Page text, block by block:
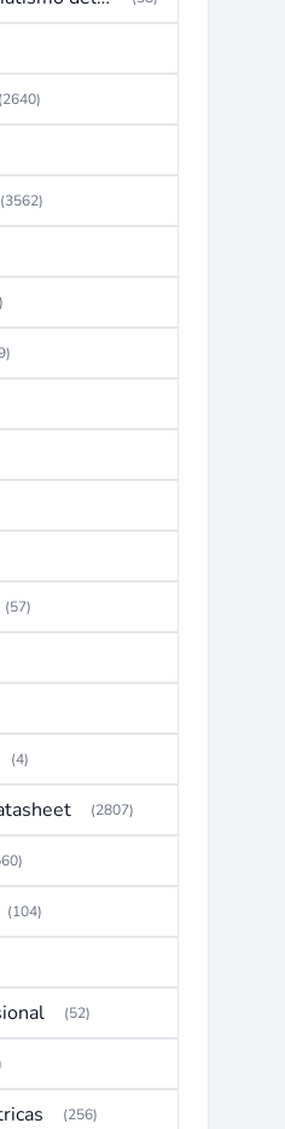
(2640)
(3562)
(57)
(4)
(2807)
(104)
(52)
(256)